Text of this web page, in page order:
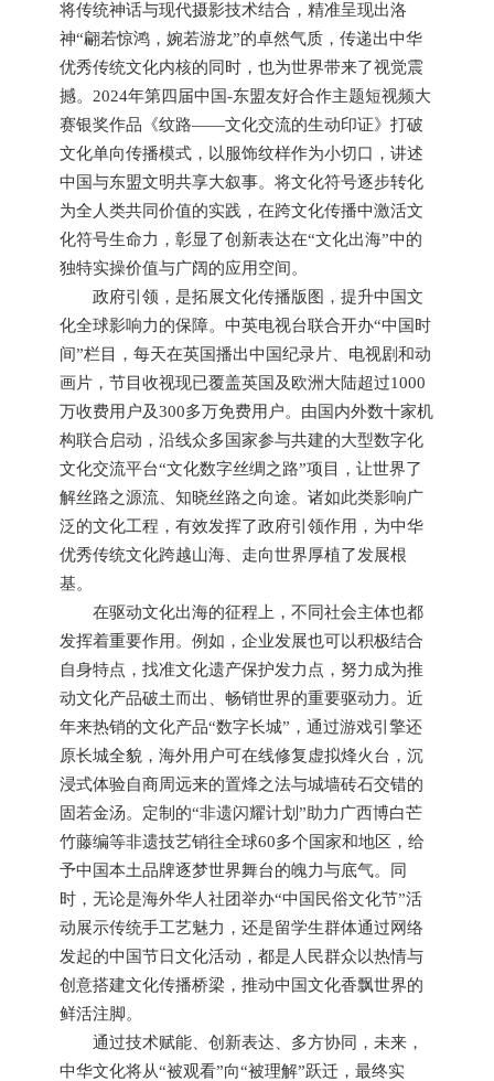
将传统神话与现代摄影技术结合，精准呈现出洛
神“翩若惊鸿，婉若游龙”的卓然气质，传递出中华
优秀传统文化内核的同时，也为世界带来了视觉震
撼。2024年第四届中国-东盟友好合作主题短视频大
赛银奖作品《纹路——文化交流的生动印证》打破
文化单向传播模式，以服饰纹样作为小切口，讲述
中国与东盟文明共享大叙事。将文化符号逐步转化
为全人类共同价值的实践，在跨文化传播中激活文
化符号生命力，彰显了创新表达在“文化出海”中的
独特实操价值与广阔的应用空间。
政府引领，是拓展文化传播版图，提升中国文
化全球影响力的保障。中英电视台联合开办“中国时
间”栏目，每天在英国播出中国纪录片、电视剧和动
画片，节目收视现已覆盖英国及欧洲大陆超过1000
万收费用户及300多万免费用户。由国内外数十家机
构联合启动，沿线众多国家参与共建的大型数字化
文化交流平台“文化数字丝绸之路”项目，让世界了
解丝路之源流、知晓丝路之向途。诸如此类影响广
泛的文化工程，有效发挥了政府引领作用，为中华
优秀传统文化跨越山海、走向世界厚植了发展根
基。
在驱动文化出海的征程上，不同社会主体也都
发挥着重要作用。例如，企业发展也可以积极结合
自身特点，找准文化遗产保护发力点，努力成为推
动文化产品破土而出、畅销世界的重要驱动力。近
年来热销的文化产品“数字长城”，通过游戏引擎还
原长城全貌，海外用户可在线修复虚拟烽火台，沉
浸式体验自商周远来的置烽之法与城墙砖石交错的
固若金汤。定制的“非遗闪耀计划”助力广西博白芒
竹藤编等非遗技艺销往全球60多个国家和地区，给
予中国本土品牌逐梦世界舞台的魄力与底气。同
时，无论是海外华人社团举办“中国民俗文化节”活
动展示传统手工艺魅力，还是留学生群体通过网络
发起的中国节日文化活动，都是人民群众以热情与
创意搭建文化传播桥梁，推动中国文化香飘世界的
鲜活注脚。
通过技术赋能、创新表达、多方协同，未来，
中华文化将从“被观看”向“被理解”跃迁，最终实